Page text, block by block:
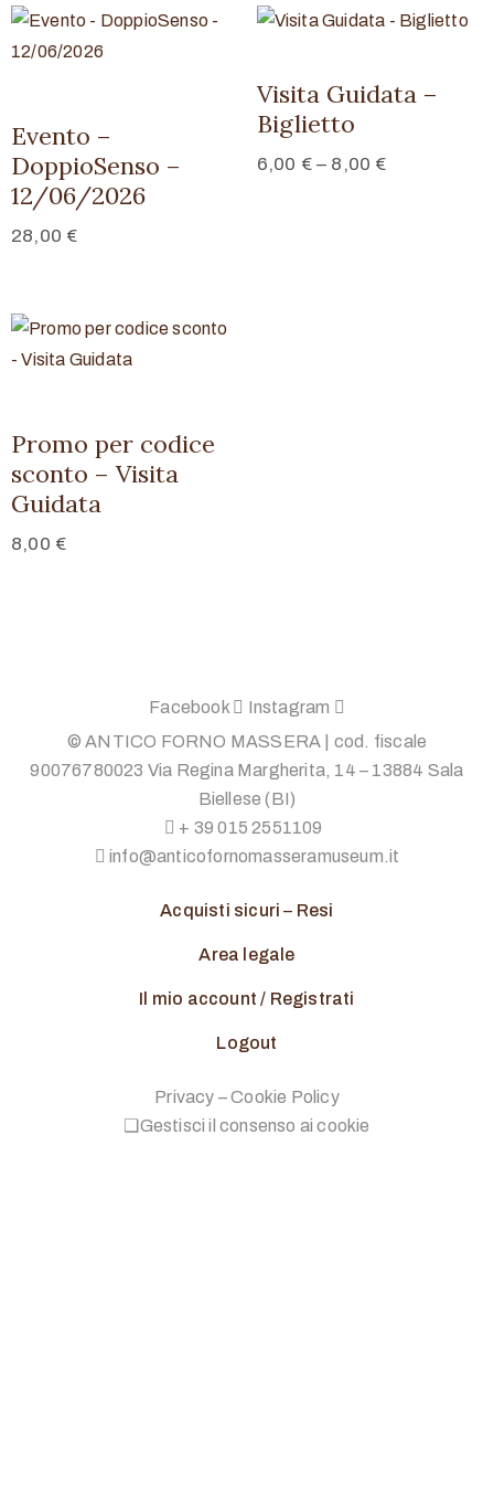
Evento –
DoppioSenso –
12/06/2026
28,00 €
Visita Guidata –
Biglietto
6,00 €– 8,00 €
Promo per codice
sconto – Visita
Guidata
8,00 €
Facebook
Instagram
© ANTICO FORNO MASSERA | cod. fiscale
90076780023 Via Regina Margherita, 14 – 13884 Sala
Biellese (BI)
+ 39 015 2551109
info@anticofornomasseramuseum.it
Acquisti sicuri – Resi
Area legale
Il mio account / Registrati
Logout
Privacy –Cookie Policy
❑Gestisci il consenso ai cookie